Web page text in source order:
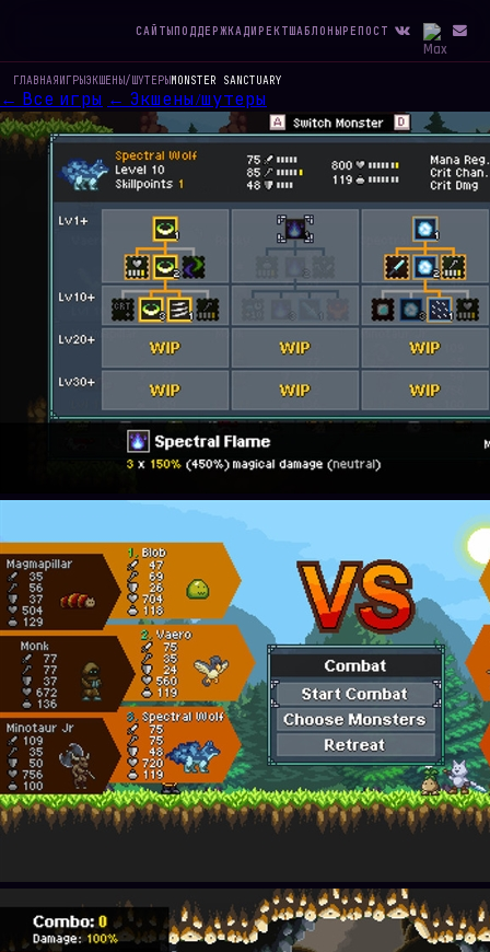
САЙТЫПОДДЕРЖКА ДИРЕКТШАБЛОНЫРЕПОСТ
ГЛАВНАЯИГРЫЭКШЕНЫ/ШУТЕРЫMONSTER SANCTUARY
← Все игры ← Экшены/шутеры